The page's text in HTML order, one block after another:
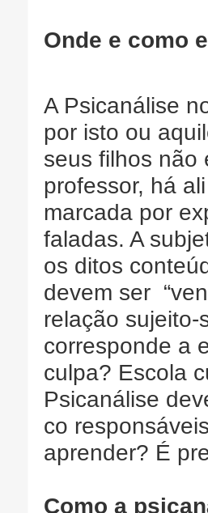
Onde e como
A Psicanálise
por isto ou
seus filhos não
professor, há
marcada por
faladas. A
os ditos
devem ser
relação
corresponde a
culpa? Escola
Psicanálise
co
aprender? É
Como a